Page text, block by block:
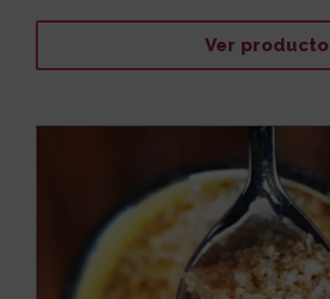
Ver producto